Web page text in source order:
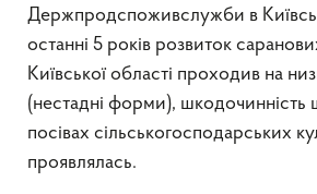
Держпродспоживслужби в
останні 5 років розвиток
Київської області проходив на
(нестадні форми), шкодочинність
посівах сільськогосподарських
проявлялась.